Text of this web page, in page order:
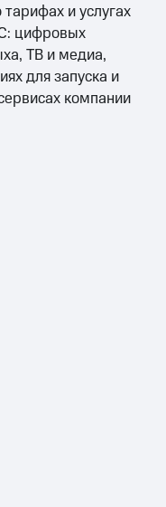
и услугах
цифровых
ТВ и медиа,
для запуска и
компании